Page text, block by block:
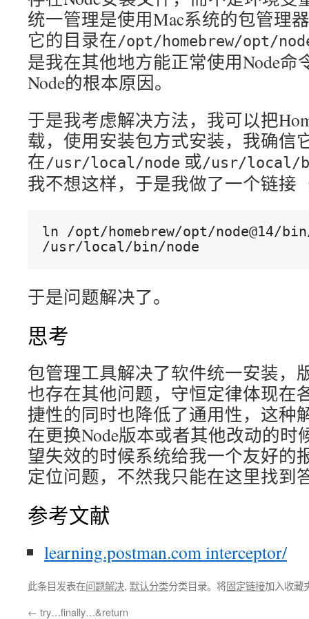
统一管理是使用Mac系统的包管理
它的目录在/opt/homebrew/opt/
是我在其他地方能正常使用Node命
Node的根本原因。
于是我考虑解决方法，我可以把
载，使用安装包方式安装，我确信
在/usr/local/node 或/usr/local/
我不想这样，于是我做了一个链接
ln /opt/homebrew/opt/node@14/
/usr/local/bin/node
于是问题解决了。
思考
包管理工具解决了软件统一安装，
也存在其他问题，守恒定律体现在
捷性的同时也降低了通用性，这种
在更换Node版本或者其他改动的时
望失效的时候系统给我一个友好的
定位问题，不然我只能在这里找到
参考文献
learning.postman.com interceptor/
此条目发表在问题解决, 默认分类分类目录。将固定链接加入收藏
← try…finally…&return